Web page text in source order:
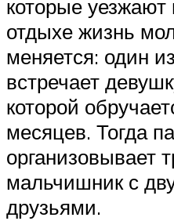
которые
отдыхе жизнь
меняется: один
встречает
которой
месяцев. Тогда
организовывает
мальчишник с
друзьями.